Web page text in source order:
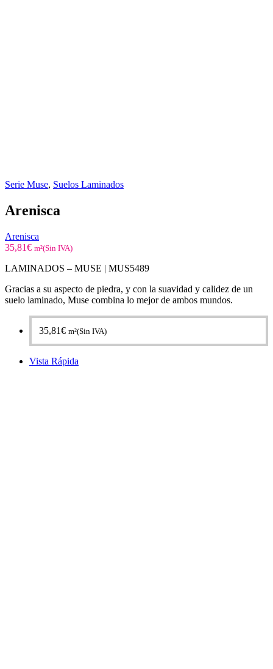
Serie Muse, Suelos Laminados
Arenisca
Arenisca
35,81€ m²(Sin IVA)
LAMINADOS – MUSE | MUS5489
Gracias a su aspecto de piedra, y con la suavidad y calidez de un
suelo laminado, Muse combina lo mejor de ambos mundos.
35,81€ m²(Sin IVA)
Vista Rápida